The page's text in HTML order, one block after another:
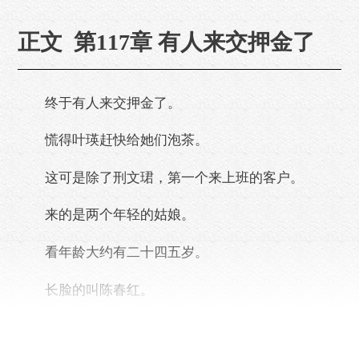
正文 第117章 有人来交押金了
终于有人来交押金了。
慌得叶瑛赶快给她们泡茶。
这可是除了刑文珺，第一个来上班的客户。
来的是两个年轻的姑娘。
看年龄大约有二十四五岁。
长脸的叫陈春红。